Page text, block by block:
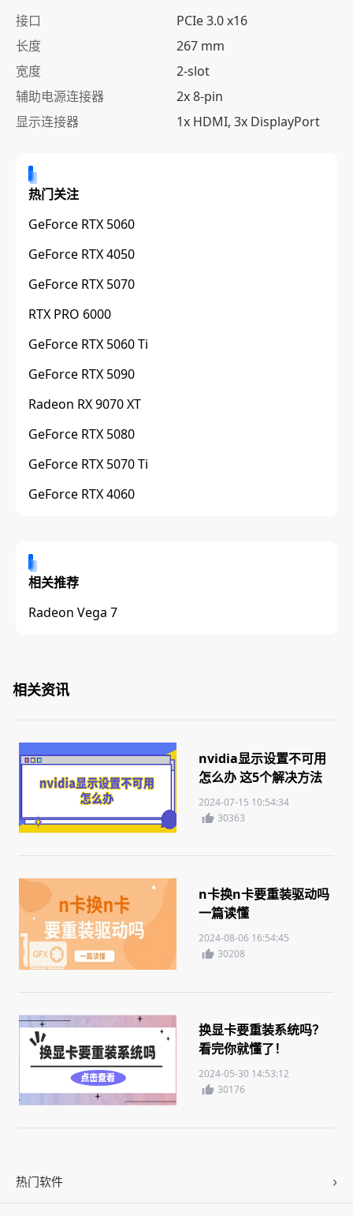
接口
PCIe 3.0 x16
长度
267 mm
宽度
2-slot
辅助电源连接器
2x 8-pin
显示连接器
1x HDMI, 3x DisplayPort
热门关注
GeForce RTX 5060
GeForce RTX 4050
GeForce RTX 5070
RTX PRO 6000
GeForce RTX 5060 Ti
GeForce RTX 5090
Radeon RX 9070 XT
GeForce RTX 5080
GeForce RTX 5070 Ti
GeForce RTX 4060
相关推荐
Radeon Vega 7
相关资讯
nvidia显示设置不可用
怎么办 这5个解决方法
你需要知道
2024-07-15 10:54:34
30363
n卡换n卡要重装驱动吗
一篇读懂
2024-08-06 16:54:45
30208
换显卡要重装系统吗？
看完你就懂了！
2024-05-30 14:53:12
30176
热门软件